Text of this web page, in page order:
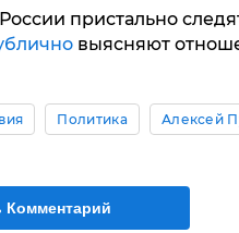
пристально
выясняют
Политика Алексей
Комментарий